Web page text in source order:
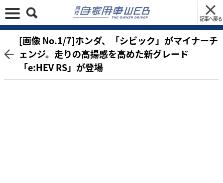
記事へ戻る
[画像 No.1/7]ホンダ、「シビック」がマイナーチ
ェンジ。走りの高揚感を高めた新グレード
「e:HEV RS」が登場